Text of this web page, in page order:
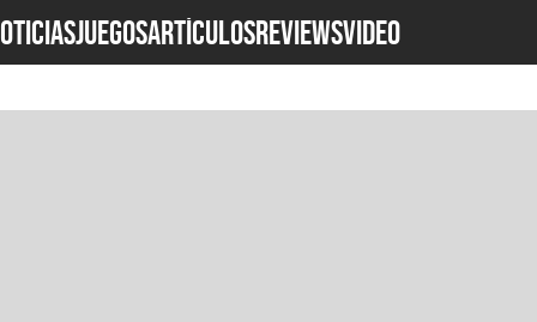
JUEGOSARTÍCULOSREVIEWSVideo